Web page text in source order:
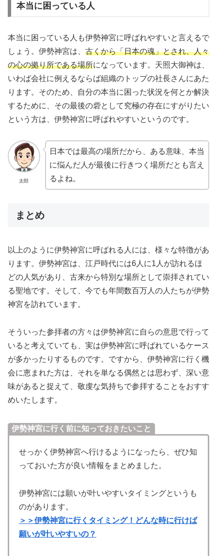
本当に困っている人
本当に困っている人も伊勢神宮に呼ばれやすいと言えるで
しょう。伊勢神宮は、 古くから「日本の魂」とされ、人々
の心の拠り所である場所になっています。天照大御神は、
いわば会社に例えるならば組織のトップの社長さんにあた
ります。そのため、自分の本当に困った状況を何とか解決
するために、その最後の砦として究極の存在にすがりたい
という方は、伊勢神宮に呼ばれやすいというのです。
太郎
日本では最高の場所だから、ある意味、本当
に悩んだ人が最後に行きつく場所だとも言え
るよね。
まとめ
以上のように伊勢神宮に呼ばれる人には、様々な特徴があ
ります。伊勢神宮は、江戸時代には6人に1人が訪れるほ
どの人気があり、古来から特別な場所として崇拝されてい
る聖地です。そして、今でも年間数百万人の人たちが伊勢
神宮を訪れています。
そういった参拝者の方々は伊勢神宮に自らの意思で行って
いると考えていても、実は伊勢神宮に呼ばれているケース
が多かったりするものです。ですから、伊勢神宮に行く機
会に恵まれた方は、それを単なる偶然とは思わず、深い意
味があると捉えて、敬虔な気持ちで参拝することをおすす
めいたします。
伊勢神宮に行く前に知っておきたいこと
せっかく伊勢神宮へ行けるようになったら、ぜひ知
っておいた方が良い情報をまとめました。
伊勢神宮には願いが叶いやすいタイミングというも
のがあります。
＞＞伊勢神宮に行くタイミング！どんな時に行けば
願いが叶いやすいの？